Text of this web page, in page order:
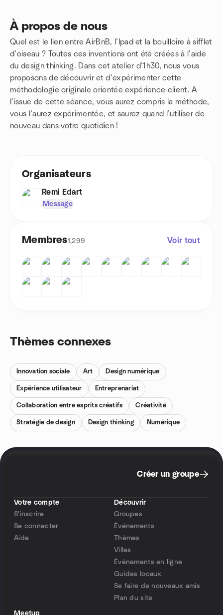
À propos de nous
Quel est le lien entre AirBnB, l’Ipad et la bouilloire à sifflet
d’oiseau ? Toutes ces inventions ont été créées à l’aide
du design thinking. Dans cet atelier d’1h30, nous vous
proposons de découvrir et d’expérimenter cette
méthodologie originale orientée expérience client. A
l’issue de cette séance, vous aurez compris la méthode,
vous l’aurez expérimentée, et saurez quand l’utiliser de
nouveau dans votre quotidien !
Liens de groupe
Organisateurs
Remi Edart
Message
Membres1,299 Voir tout
Thèmes connexes
Innovation sociale Art Design numérique
Expérience utilisateur Entreprenariat
Collaboration entre esprits créatifs Créativité
Stratégie de design Design thinking Numérique
Créer un groupe
Votre compte
S'inscrire
Se connecter
Aide
Découvrir
Groupes
Événements
Thèmes
Villes
Événements en ligne
Guides locaux
Se faire de nouveaux amis
Plan du site
Meetup